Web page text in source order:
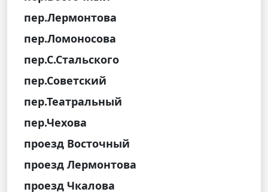
пер.Лермонтова
пер.Ломоносова
пер.С.Стальского
пер.Советский
пер.Театральный
пер.Чехова
проезд Восточный
проезд Лермонтова
проезд Чкалова